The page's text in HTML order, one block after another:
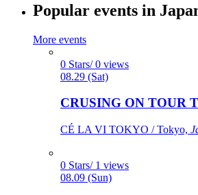
Popular events in
More events
0 Stars/ 0 views
08.29 (Sat)
CRUSING ON TOUR
CÉ LA VI TOKYO / Tokyo,
0 Stars/ 1 views
08.09 (Sun)